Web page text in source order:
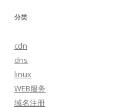
分类
cdn
dns
linux
WEB服务
域名注册